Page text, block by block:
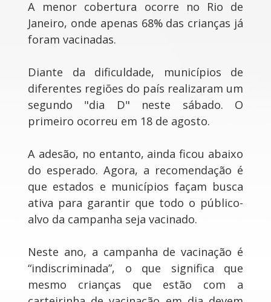
A menor cobertura ocorre no Rio de
Janeiro, onde apenas 68% das crianças já
foram vacinadas.
Diante da dificuldade, municípios de
diferentes regiões do país realizaram um
segundo "dia D" neste sábado. O
primeiro ocorreu em 18 de agosto.
A adesão, no entanto, ainda ficou abaixo
do esperado. Agora, a recomendação é
que estados e municípios façam busca
ativa para garantir que todo o público-
alvo da campanha seja vacinado.
Neste ano, a campanha de vacinação é
“indiscriminada”, o que significa que
mesmo crianças que estão com a